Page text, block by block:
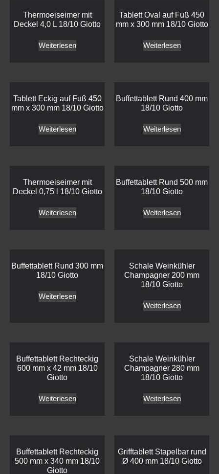
Thermoeiseimer mit
Deckel 4,0 L 18/10 Giotto
Weiterlesen
Tablett Oval auf Fuß 450
mm x 300 mm 18/10 Giotto
Weiterlesen
Tablett Eckig auf Fuß 450
mm x 300 mm 18/10 Giotto
Weiterlesen
Buffettablett Rund 400 mm
18/10 Giotto
Weiterlesen
Thermoeiseimer mit
Deckel 0,75 l 18/10 Giotto
Weiterlesen
Buffettablett Rund 500 mm
18/10 Giotto
Weiterlesen
Buffettablett Rund 300 mm
18/10 Giotto
Weiterlesen
Schale Weinkühler
Champagner 200 mm
18/10 Giotto
Weiterlesen
Buffettablett Rechteckig
600 mm x 42 mm 18/10
Giotto
Weiterlesen
Schale Weinkühler
Champagner 280 mm
18/10 Giotto
Weiterlesen
Buffettablett Rechteckig
500 mm x 340 mm 18/10
Giotto
Grifftablett Stapelbar rund
Ø 400 mm 18/10 Giotto